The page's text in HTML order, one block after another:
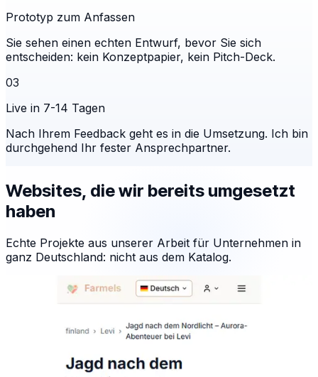
Prototyp zum Anfassen
Sie sehen einen echten Entwurf, bevor Sie sich
entscheiden: kein Konzeptpapier, kein Pitch-Deck.
03
Live in 7-14 Tagen
Nach Ihrem Feedback geht es in die Umsetzung. Ich bin
durchgehend Ihr fester Ansprechpartner.
Websites, die wir bereits umgesetzt
haben
Echte Projekte aus unserer Arbeit für Unternehmen in
ganz Deutschland: nicht aus dem Katalog.